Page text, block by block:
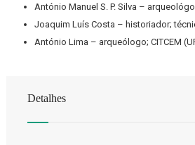
António Manuel S. P. Silva –
Joaquim Luís Costa – historiador;
António Lima – arqueólogo; CITCEM
Detalhes